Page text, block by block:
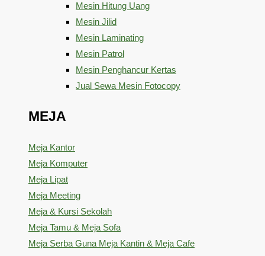
Mesin Hitung Uang
Mesin Jilid
Mesin Laminating
Mesin Patrol
Mesin Penghancur Kertas
Jual Sewa Mesin Fotocopy
MEJA
Meja Kantor
Meja Komputer
Meja Lipat
Meja Meeting
Meja & Kursi Sekolah
Meja Tamu & Meja Sofa
Meja Serba Guna Meja Kantin & Meja Cafe